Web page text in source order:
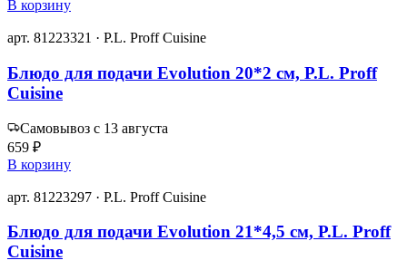
В корзину
арт. 81223321 · P.L. Proff Cuisine
Блюдо для подачи Evolution 20*2 см, P.L. Proff
Cuisine
Самовывоз с 13 августа
659 ₽
В корзину
арт. 81223297 · P.L. Proff Cuisine
Блюдо для подачи Evolution 21*4,5 см, P.L. Proff
Cuisine